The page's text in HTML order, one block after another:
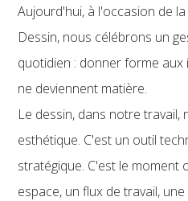
Aujourd'hui, à l'occasion de
Dessin, nous célébrons un
quotidien : donner forme aux
ne deviennent matière.
Le dessin, dans notre travail,
esthétique. C'est un outil
stratégique. C'est le
espace, un flux de travail,